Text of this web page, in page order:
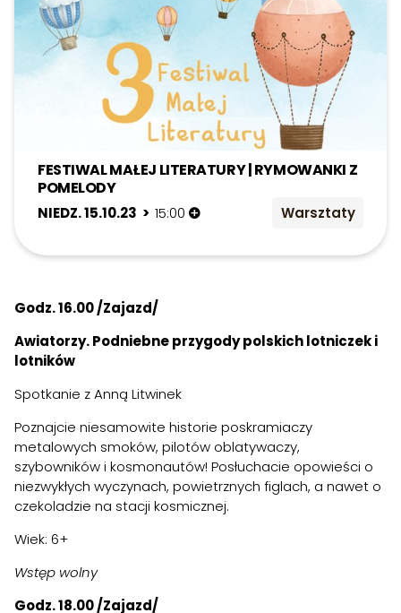
FESTIWAL MAŁEJ LITERATURY | RYMOWANKI Z
POMELODY
NIEDZ. 15.10.23 > 15:00 Warsztaty
Godz. 16.00 /Zajazd/
Awiatorzy. Podniebne przygody polskich lotniczek i
lotników
Spotkanie z Anną Litwinek
Poznajcie niesamowite historie poskramiaczy
metalowych smoków, pilotów oblatywaczy,
szybowników i kosmonautów! Posłuchacie opowieści o
niezwykłych wyczynach, powietrznych figlach, a nawet o
czekoladzie na stacji kosmicznej.
Wiek: 6+
Wstęp wolny
Godz. 18.00 /Zajazd/